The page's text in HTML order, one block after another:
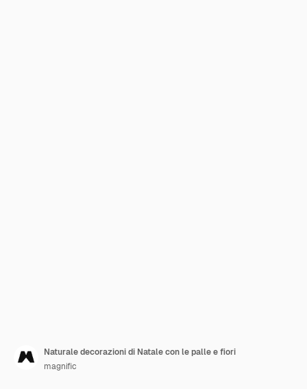
Naturale decorazioni di Natale con le palle e fiori
magnific